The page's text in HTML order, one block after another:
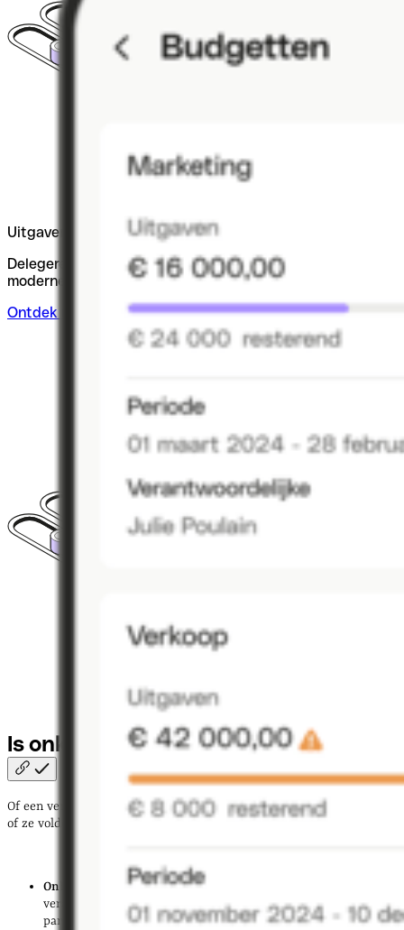
Uitgavenbeheer vereenvoudigd.
Delegeren, controle behouden, tijd winnen. Dankzij de
moderne tools van Qonto.
Ontdek uitgavenbeheer
Is onkostenvergoedingbelastingvrij?
Of een vergoeding belastingvrijis, hangt af van het soort kosten en
of ze voldoen aan de regels van de Belastingdienst:
Onbelaste onkostenvergoeding
verantwoorden met bonnetjes. Denk aan openbaar vervoer,
parkeerkosten of materialen.